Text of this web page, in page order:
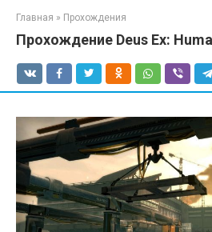
Главная » Прохождения
Прохождение Deus Ex: